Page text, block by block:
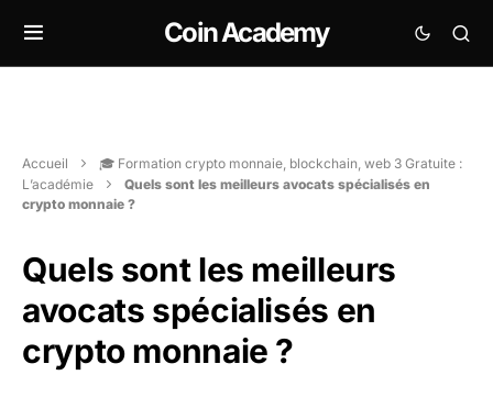
Coin Academy
Accueil
🎓 Formation crypto monnaie, blockchain, web 3 Gratuite :
L’académie
Quels sont les meilleurs avocats spécialisés en
crypto monnaie ?
Quels sont les meilleurs
avocats spécialisés en
crypto monnaie ?